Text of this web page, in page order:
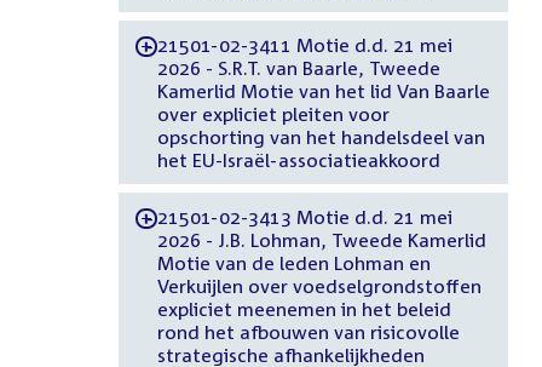
-21501-02-3411 Motie d.d. 21 mei
2026 - S.R.T. van Baarle, Tweede
Kamerlid Motie van het lid Van Baarle
over expliciet pleiten voor
opschorting van het handelsdeel van
het EU-Israël-associatieakkoord
-21501-02-3413 Motie d.d. 21 mei
2026 - J.B. Lohman, Tweede Kamerlid
Motie van de leden Lohman en
Verkuijlen over voedselgrondstoffen
expliciet meenemen in het beleid
rond het afbouwen van risicovolle
strategische afhankelijkheden